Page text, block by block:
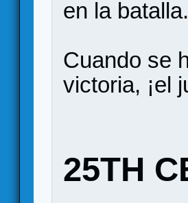
en la batalla.
Cuando se
victoria, ¡el
25TH